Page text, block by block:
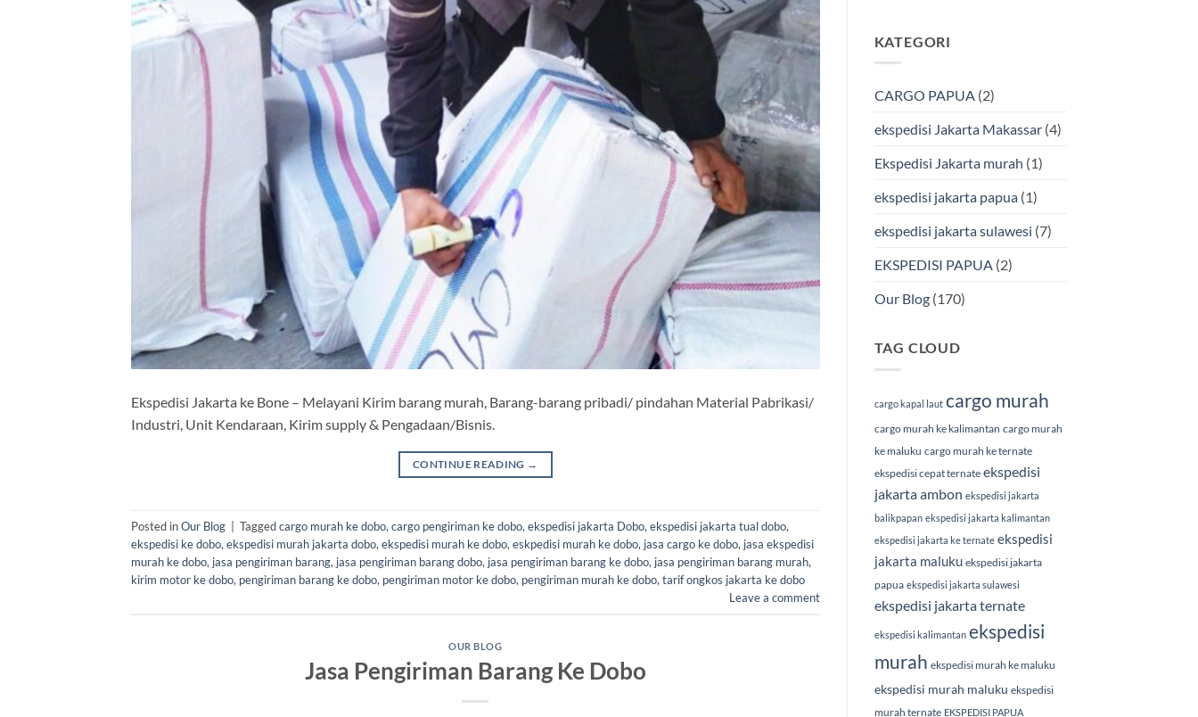
Ekspedisi Jakarta ke Bone – Melayani Kirim barang murah, Barang-barang pribadi/ pindahan Material Pabrikasi/
Industri, Unit Kendaraan, Kirim supply & Pengadaan/Bisnis.
CONTINUE READING →
Posted inOur Blog Taggedcargo murah ke dobo, cargo pengiriman ke dobo, ekspedisi jakarta Dobo, ekspedisi jakarta tual dobo,
ekspedisi ke dobo, ekspedisi murah jakarta dobo, ekspedisi murah ke dobo, eskpedisi murah ke dobo, jasa cargo ke dobo, jasa ekspedisi
murah ke dobo, jasa pengiriman barang, jasa pengiriman barang dobo, jasa pengiriman barang ke dobo, jasa pengiriman barang murah,
kirim motor ke dobo, pengiriman barang ke dobo, pengiriman motor ke dobo, pengiriman murah ke dobo, tarif ongkos jakarta ke dobo
Leave a comment
OUR BLOG
Jasa Pengiriman Barang Ke Dobo
Cargo
Murah
pada
Ekspedisi
Laut
BMP
KATEGORI
CARGO PAPUA(2)
ekspedisi Jakarta Makassar(4)
Ekspedisi Jakarta murah (1)
ekspedisi jakarta papua(1)
ekspedisi jakarta sulawesi (7)
EKSPEDISI PAPUA(2)
Our Blog(170)
TAG CLOUD
cargo kapal laut cargo murah
cargo murah ke kalimantan cargo murah
ke maluku cargo murah ke ternate
ekspedisi cepat ternate ekspedisi
jakarta ambon ekspedisi jakarta
balikpapan ekspedisi jakarta kalimantan
ekspedisi jakarta ke ternate ekspedisi
jakarta maluku ekspedisi jakarta
papua ekspedisi jakarta sulawesi
ekspedisi jakarta ternate
ekspedisi kalimantan ekspedisi
murah ekspedisi murah ke maluku
ekspedisi murah maluku ekspedisi
murah ternate EKSPEDISI PAPUA